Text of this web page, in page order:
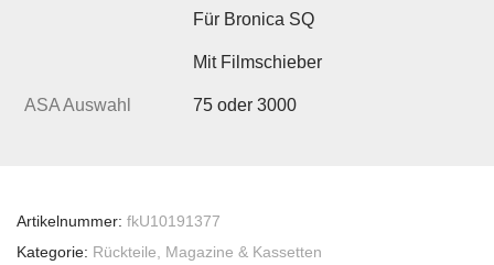
Für Bronica SQ
Mit Filmschieber
ASA Auswahl 75 oder 3000
Artikelnummer: fkU10191377
Kategorie: Rückteile, Magazine & Kassetten